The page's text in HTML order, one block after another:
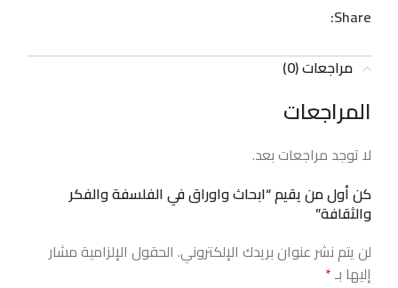
Share:
مراجعات (0)
المراجعات
لا توجد مراجعات بعد.
كن أول من يقيم “ابحاث واوراق في الفلسفة والفكر
والثقافة”
لن يتم نشر عنوان بريدك الإلكتروني. الحقول الإلزامية مشار
إليها بـ*